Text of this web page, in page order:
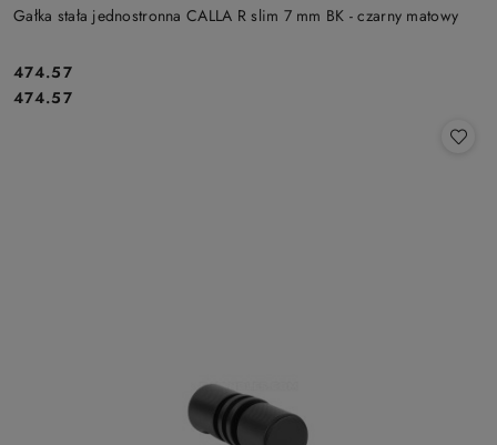
Gałka stała jednostronna CALLA R slim 7 mm BK - czarny matowy
Cena:
474.57
Cena:
474.57